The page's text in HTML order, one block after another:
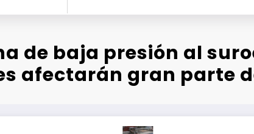
de baja presión al
afectarán gran parte